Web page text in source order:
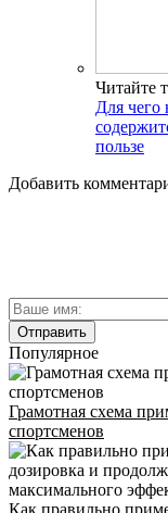
Читайте
Для чего
пользе
Добавить
Популярное
Грамотная схема
спортсменов
Как правильно
ГДЕ ПРОХОДЯТ
ТРЕНИРОВКИ
СВЯЗАТЬСЯ C
Г. МОСКВА, М.
УЛ. КРЫЛАТСКАЯ
Адрес
INFO@CG-SPORT.RU